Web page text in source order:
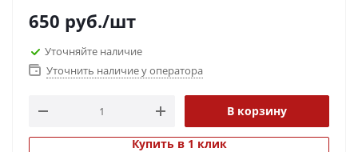
конкурсов и розыгрышей на любом празднике.
650 руб./шт
Уточняйте наличие
Уточнить наличие у оператора
В корзину
Купить в 1 клик